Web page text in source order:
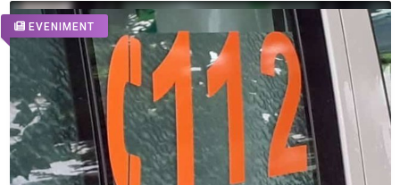
EVENIMENT